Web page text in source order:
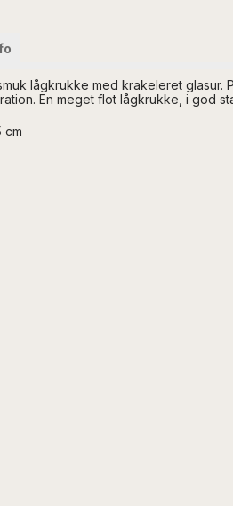
lågkrukke med krakeleret
En meget flot lågkrukke, i god
cm